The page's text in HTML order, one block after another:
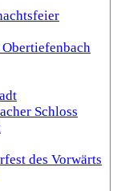
Schloss
des Vorwärts